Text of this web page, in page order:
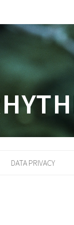
DATA PRIVACY